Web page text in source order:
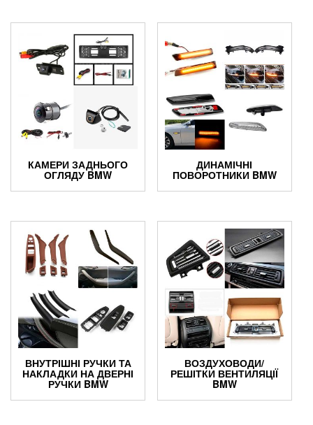
КАМЕРИ ЗАДНЬОГО
ОГЛЯДУ BMW
ДИНАМІЧНІ
ПОВОРОТНИКИ BMW
ВНУТРІШНІ РУЧКИ ТА
НАКЛАДКИ НА ДВЕРНІ
РУЧКИ BMW
ВОЗДУХОВОДИ/
РЕШІТКИ ВЕНТИЛЯЦІЇ
BMW